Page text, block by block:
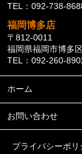
TEL：092-738-
福岡博多店
〒812-0011
福岡県福岡市博多
TEL：092-260-
ホーム
お問い合わせ
プライバシーポリ